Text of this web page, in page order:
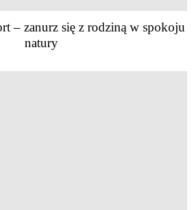
– zanurz się z rodziną w spokoju
natury